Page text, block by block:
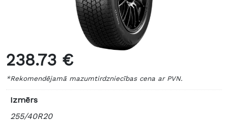
238.73 €
*Rekomendējamā mazumtirdzniecības cena ar PVN.
Izmērs
255/40R20